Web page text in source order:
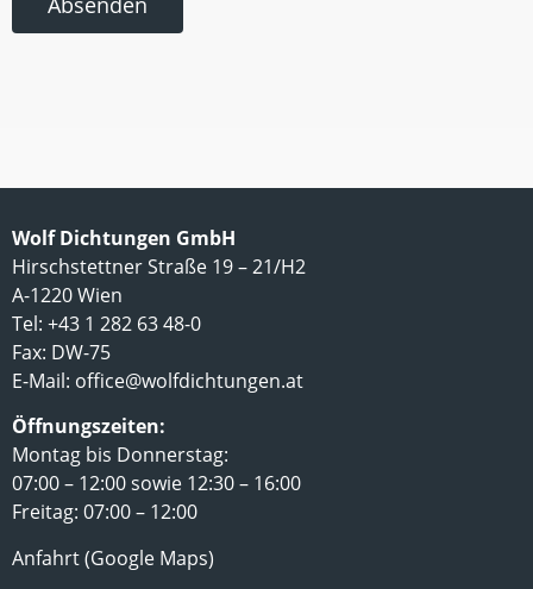
Wolf Dichtungen GmbH
Hirschstettner Straße 19 – 21/H2
A-1220 Wien
Tel: +43 1 282 63 48-0
Fax: DW-75
E-Mail: office@wolfdichtungen.at
Öffnungszeiten:
Montag bis Donnerstag:
07:00 – 12:00 sowie 12:30 – 16:00
Freitag: 07:00 – 12:00
Anfahrt (Google Maps)